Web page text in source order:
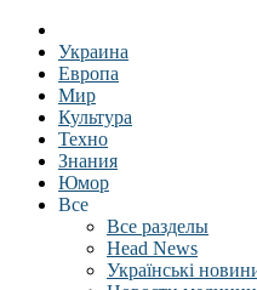
Украина
Европа
Мир
Культура
Техно
Знания
Юмор
Все
Все разделы
Head News
Українські